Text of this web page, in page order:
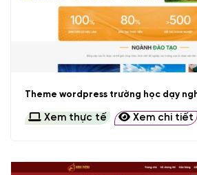
Theme wordpress trường học dạy
Xem thực tế Xem chi tiết